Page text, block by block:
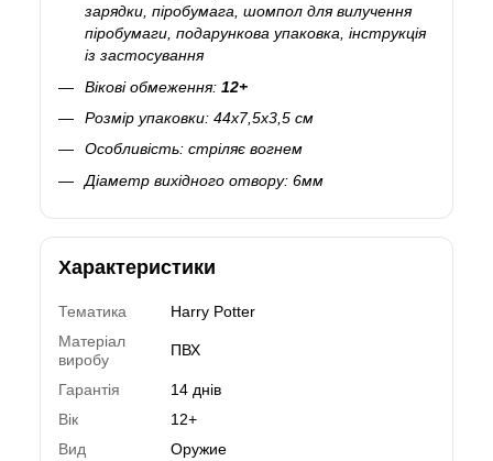
зарядки, піробумага, шомпол для вилучення
піробумаги, подарункова упаковка, інструкція
із застосування
Вікові обмеження: 12+
Розмір упаковки: 44х7,5х3,5 см
Особливість: стріляє вогнем
Діаметр вихідного отвору: 6мм
Характеристики
Тематика
Harry Potter
Матеріал
виробу
ПВХ
Гарантія
14 днів
Вік
12+
Вид
Оружие